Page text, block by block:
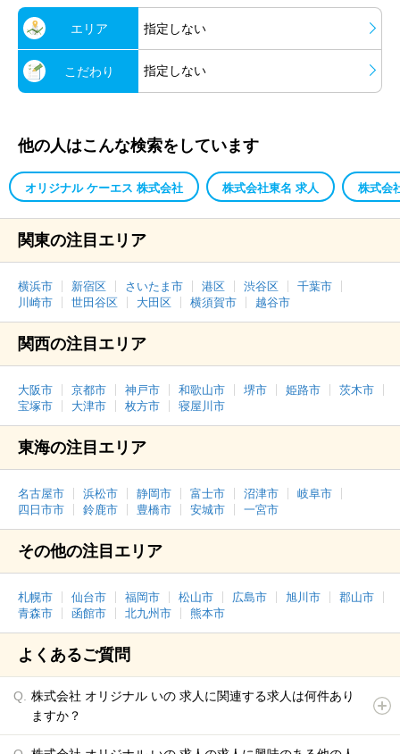
エリア 指定しない
こだわり 指定しない
他の人はこんな検索をしています
オリジナル ケーエス 株式会社 株式会社東名 求人 株式会
関東の注目エリア
横浜市 新宿区 さいたま市 港区 渋谷区
千葉市
川崎市
世田谷区 大田区 横須賀市 越谷市
関西の注目エリア
大阪市 京都市 神戸市 和歌山市 堺市 姫路市
茨木市
宝塚市
大津市 枚方市 寝屋川市
東海の注目エリア
名古屋市 浜松市 静岡市 富士市 沼津市
岐阜市
四日市市
鈴鹿市 豊橋市 安城市 一宮市
その他の注目エリア
札幌市 仙台市 福岡市 松山市 広島市 旭川市
郡山市
青森市
函館市 北九州市 熊本市
よくあるご質問
株式会社 オリジナル いの 求人に関連する求人は何件あり
ますか？